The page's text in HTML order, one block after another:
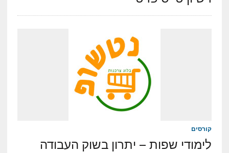
קורסים
לימודי שפות – יתרון בשוק העבודה